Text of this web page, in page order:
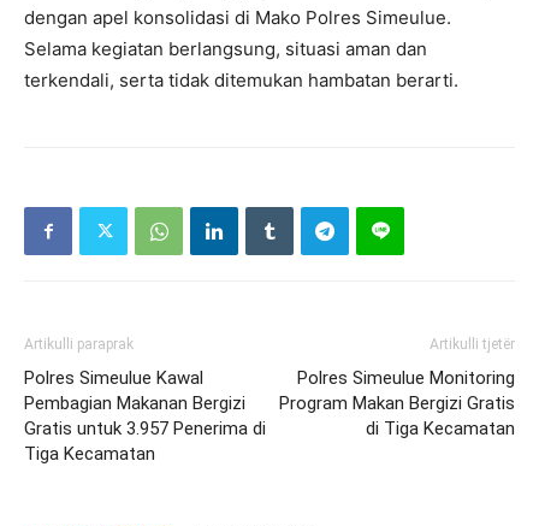
dengan apel konsolidasi di Mako Polres Simeulue.
Selama kegiatan berlangsung, situasi aman dan
terkendali, serta tidak ditemukan hambatan berarti.
Artikulli paraprak
Polres Simeulue Kawal
Pembagian Makanan Bergizi
Gratis untuk 3.957 Penerima di
Tiga Kecamatan
Artikulli tjetër
Polres Simeulue Monitoring
Program Makan Bergizi Gratis
di Tiga Kecamatan